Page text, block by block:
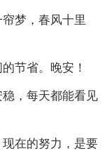
梦，春风十里
节省。晚安！
，每天都能看见
在的努力，是要